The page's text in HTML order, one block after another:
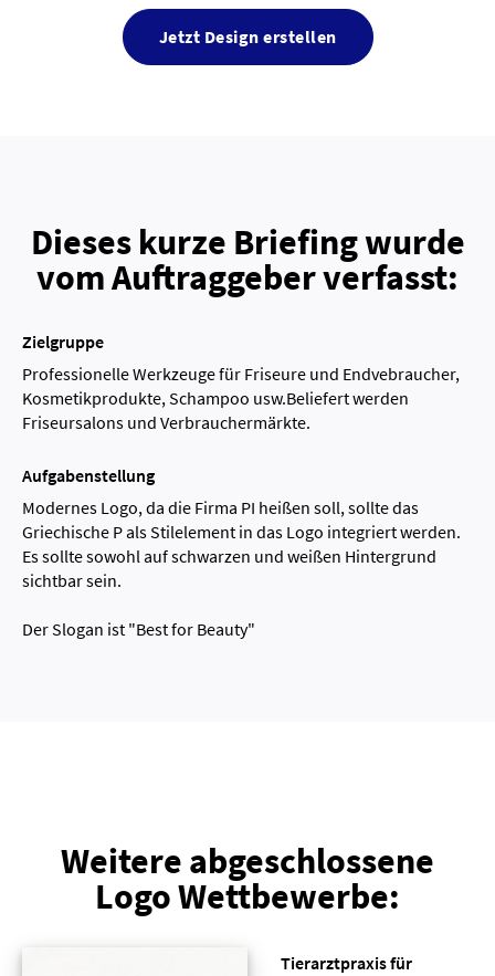
Jetzt Design erstellen
Dieses kurze Briefing wurde
vom Auftraggeber verfasst:
Zielgruppe
Professionelle Werkzeuge für Friseure und Endvebraucher,
Kosmetikprodukte, Schampoo usw.Beliefert werden
Friseursalons und Verbrauchermärkte.
Aufgabenstellung
Modernes Logo, da die Firma PI heißen soll, sollte das
Griechische P als Stilelement in das Logo integriert werden.
Es sollte sowohl auf schwarzen und weißen Hintergrund
sichtbar sein.
Der Slogan ist "Best for Beauty"
Weitere abgeschlossene
Logo Wettbewerbe:
Tierarztpraxis für